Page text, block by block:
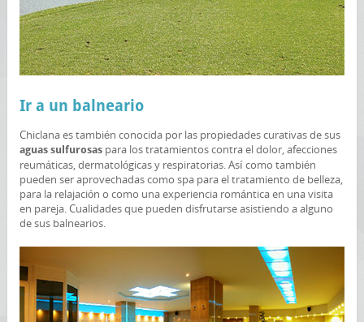
Ir a un balneario
Chiclana es también conocida por las propiedades curativas de sus
aguas sulfurosaspara los tratamientos contra el dolor, afecciones
reumáticas, dermatológicas y respiratorias. Así como también
pueden ser aprovechadas como spa para el tratamiento de belleza,
para la relajación o como una experiencia romántica en una visita
en pareja. Cualidades que pueden disfrutarse asistiendo a alguno
de sus balnearios.